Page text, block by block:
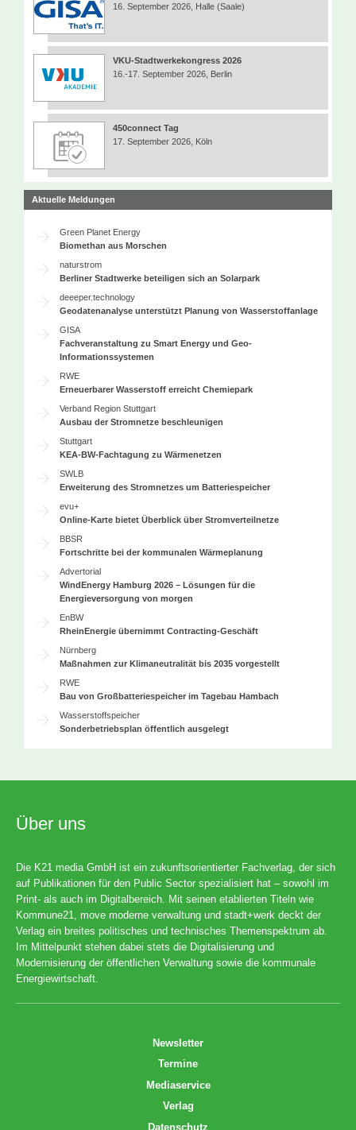
16. September 2026, Halle (Saale)
VKU-Stadtwerkekongress 2026
16.-17. September 2026, Berlin
450connect Tag
17. September 2026, Köln
Aktuelle Meldungen
Green Planet Energy
Biomethan aus Morschen
naturstrom
Berliner Stadtwerke beteiligen sich an Solarpark
deeeper.technology
Geodatenanalyse unterstützt Planung von Wasserstoffanlage
GISA
Fachveranstaltung zu Smart Energy und Geo-
Informationssystemen
RWE
Erneuerbarer Wasserstoff erreicht Chemiepark
Verband Region Stuttgart
Ausbau der Stromnetze beschleunigen
Stuttgart
KEA-BW-Fachtagung zu Wärmenetzen
SWLB
Erweiterung des Stromnetzes um Batteriespeicher
evu+
Online-Karte bietet Überblick über Stromverteilnetze
BBSR
Fortschritte bei der kommunalen Wärmeplanung
Advertorial
WindEnergy Hamburg 2026 – Lösungen für die
Energieversorgung von morgen
EnBW
RheinEnergie übernimmt Contracting-Geschäft
Nürnberg
Maßnahmen zur Klimaneutralität bis 2035 vorgestellt
RWE
Bau von Großbatteriespeicher im Tagebau Hambach
Wasserstoffspeicher
Sonderbetriebsplan öffentlich ausgelegt
Über uns
Die K21 media GmbH ist ein zukunftsorientierter Fachverlag, der sich
auf Publikationen für den Public Sector spezialisiert hat – sowohl im
Print- als auch im Digitalbereich. Mit seinen etablierten Titeln wie
Kommune21, move moderne verwaltung und stadt+werk deckt der
Verlag ein breites politisches und technisches Themenspektrum ab.
Im Mittelpunkt stehen dabei stets die Digitalisierung und
Modernisierung der öffentlichen Verwaltung sowie die kommunale
Energiewirtschaft.
Newsletter
Termine
Mediaservice
Verlag
Datenschutz